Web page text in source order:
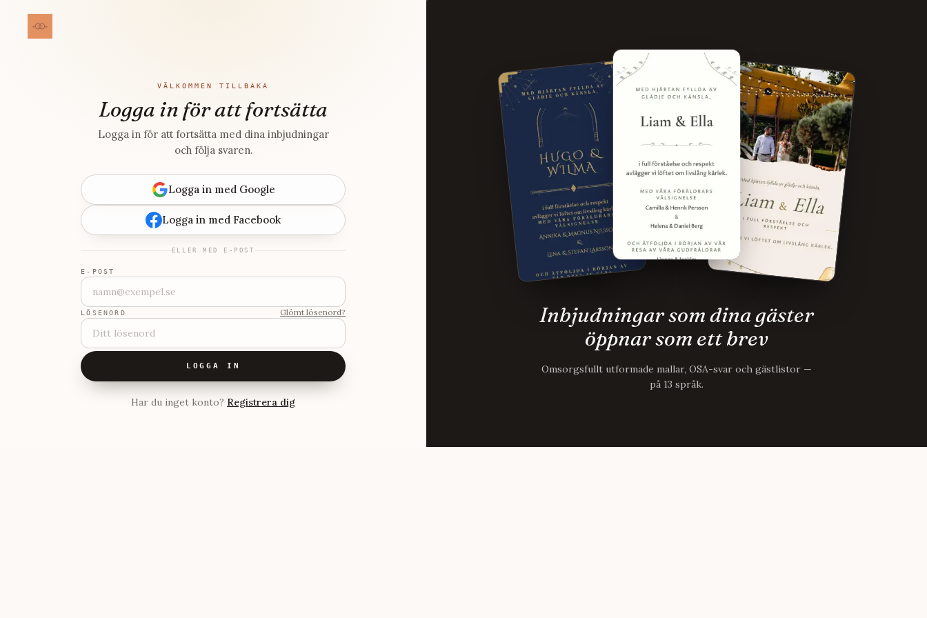
VÄLKOMMEN TILLBAKA
Logga in för att fortsätta
Logga in för att fortsätta med dina inbjudningar
och följa svaren.
Logga in med Google
Logga in med Facebook
ELLER MED E-POST
E-POST
LÖSENORD Glömt lösenord?
LOGGA IN
Har du inget konto? Registrera dig
Inbjudningar som dina gäster
öppnar som ett brev
Omsorgsfullt utformade mallar, OSA-svar och gästlistor —
på 13 språk.